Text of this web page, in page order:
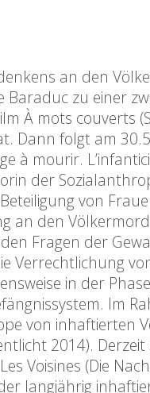
an den
Baraduc zu einer
À mots couverts
Dann folgt am
à mourir.
der
von
an den
Fragen der
Verrechtlichung
in der
Im
von inhaftierten
2014).
Voisines (Die
langjährig